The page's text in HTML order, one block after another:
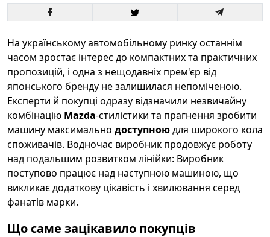
На українському автомобільному ринку останнім
часом зростає інтерес до компактних та практичних
пропозицій, і одна з нещодавніх прем'єр від
японського бренду не залишилася непоміченою.
Експерти й покупці одразу відзначили незвичайну
комбінацію Mazda-стилістики та прагнення зробити
машину максимально доступноюдля широкого кола
споживачів. Водночас виробник продовжує роботу
над подальшим розвитком лінійки: Виробник
поступово працює над наступною машиною, що
викликає додаткову цікавість і хвилювання серед
фанатів марки.
Що саме зацікавило покупців